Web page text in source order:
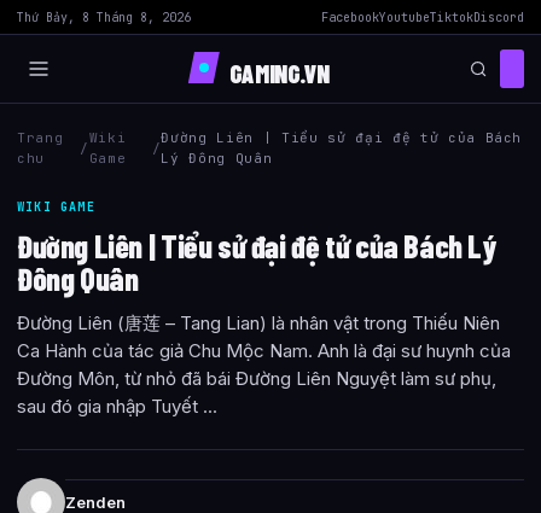
Thứ Bảy, 8 Tháng 8, 2026 FacebookYoutubeTiktokDiscord
GAMING.VN
Trang
chu
/
Wiki
Game
/
Đường Liên | Tiểu sử đại đệ tử của Bách
Lý Đông Quân
WIKI GAME
Đường Liên | Tiểu sử đại đệ tử của Bách Lý
Đông Quân
Đường Liên (唐莲 – Tang Lian) là nhân vật trong Thiếu Niên
Ca Hành của tác giả Chu Mộc Nam. Anh là đại sư huynh của
Đường Môn, từ nhỏ đã bái Đường Liên Nguyệt làm sư phụ,
sau đó gia nhập Tuyết ...
Zenden